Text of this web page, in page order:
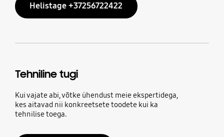
Helistage +37256722422
Tehniline tugi
Kui vajate abi, võtke ühendust meie ekspertidega,
kes aitavad nii konkreetsete toodete kui ka
tehnilise toega.